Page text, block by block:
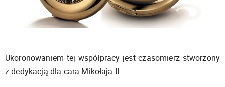
Ukoronowaniem tej współpracy jest czasomierz stworzony
z dedykacją dla cara Mikołaja II.